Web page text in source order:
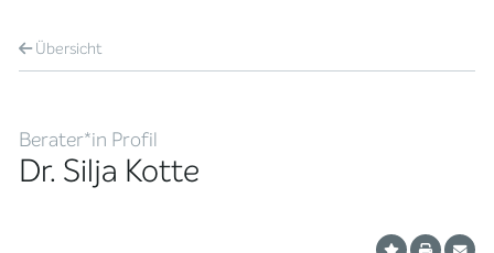
Übersicht
Berater*in Profil
Dr. Silja Kotte